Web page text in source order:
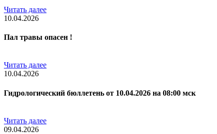
Читать далее
10.04.2026
Пал травы опасен !
Читать далее
10.04.2026
Гидрологический бюллетень от 10.04.2026 на 08:00 мск
Читать далее
09.04.2026